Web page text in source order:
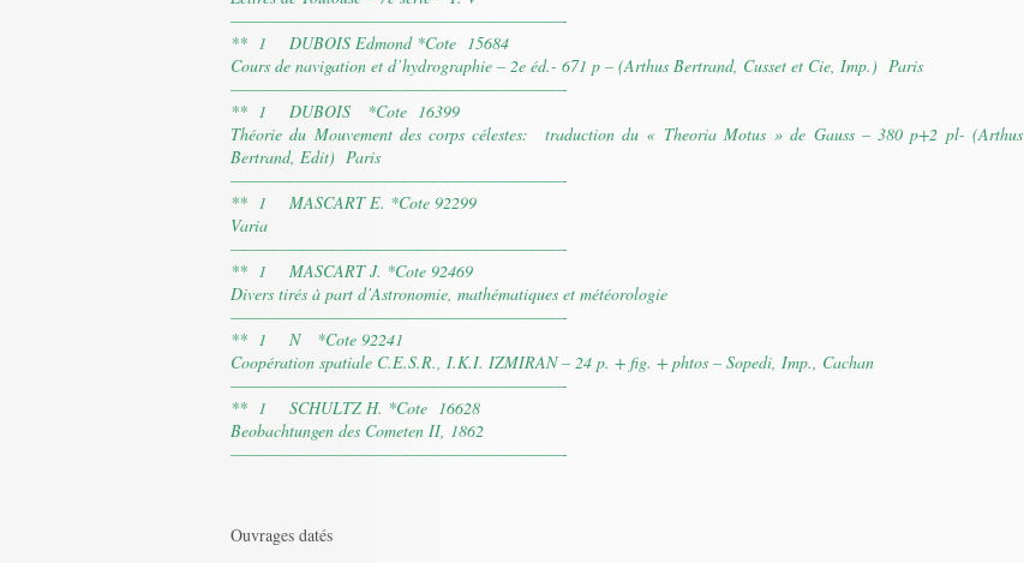
———————————————————————-
** 1 DUBOIS Edmond *Cote 15684
Cours de navigation et d’hydrographie – 2e éd.- 671 p – (Arthus Bertrand, Cusset et Cie, Imp.) Paris
———————————————————————-
** 1 DUBOIS *Cote 16399
Théorie du Mouvement des corps célestes: traduction du « Theoria Motus » de Gauss – 380 p+2 pl- (Arthus
Bertrand, Edit) Paris
———————————————————————-
** 1 MASCART E. *Cote 92299
Varia
———————————————————————-
** 1 MASCART J. *Cote 92469
Divers tirés à part d’Astronomie, mathématiques et météorologie
———————————————————————-
** 1 N *Cote 92241
Coopération spatiale C.E.S.R., I.K.I. IZMIRAN – 24 p. + fig. + phtos – Sopedi, Imp., Cachan
———————————————————————-
** 1 SCHULTZ H. *Cote 16628
Beobachtungen des Cometen II, 1862
———————————————————————-
Ouvrages datés